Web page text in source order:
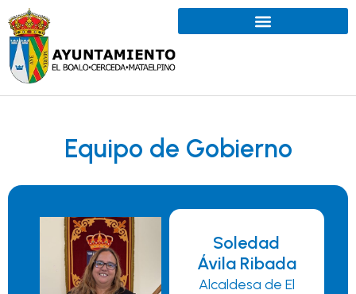
Equipo de Gobierno
Soledad
Ávila Ribada
Alcaldesa de El